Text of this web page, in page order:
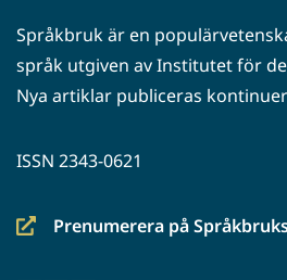
Språkbruk är en
språk utgiven av Institutet för
Nya artiklar publiceras
ISSN 2343-0621
Prenumerera på
(siirryt